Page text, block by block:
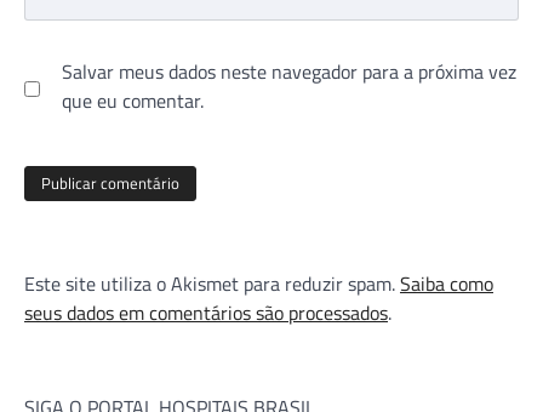
Salvar meus dados neste navegador para a próxima vez
que eu comentar.
Este site utiliza o Akismet para reduzir spam.Saiba como
seus dados em comentários são processados.